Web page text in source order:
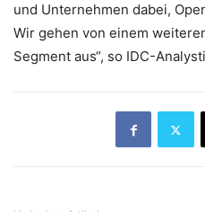
und Unternehmen dabei,
Wir gehen von einem
Segment aus“, so IDC-